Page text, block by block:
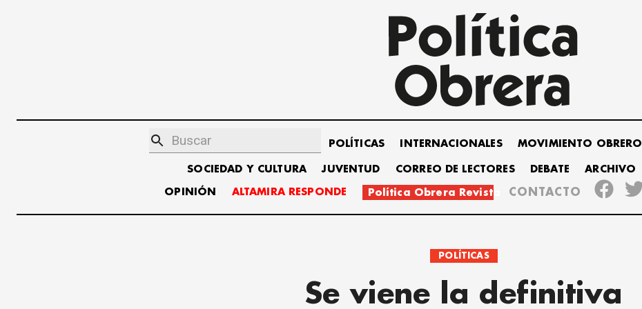
POLÍTICAS INTERNACIONALES MOVIMIENTO OBRERO
SOCIEDAD Y CULTURA JUVENTUD CORREO DE LECTORES DEBATE ARCHIVO
OPINIÓN ALTAMIRA RESPONDE Política Obrera Revista CONTACTO
POLÍTICAS
Se viene la definitiva